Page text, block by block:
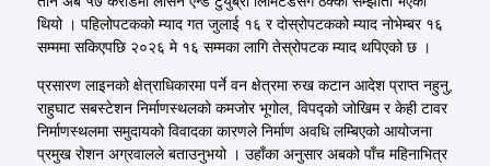
थियो । पहिलोपटकको म्याद गत जुलाई १६ र दोस्रोपटकको म्याद नोभेम्बर १६
सम्ममा सकिएपछि २०२६ मे १६ सम्मका लागि तेस्रोपटक म्याद थपिएको छ ।
प्रसारण लाइनको क्षेत्राधिकारमा पर्ने वन क्षेत्रमा रुख कटान आदेश प्राप्त नहुनु,
राहुघाट सबस्टेशन निर्माणस्थलको कमजोर भूगोल, विपद्को जोखिम र केही टावर
निर्माणस्थलमा समुदायको विवादका कारणले निर्माण अवधि लम्बिएको आयोजना
प्रमुख रोशन अग्रवालले बताउनुभयो । उहाँका अनुसार अबको पाँच महिनाभित्र